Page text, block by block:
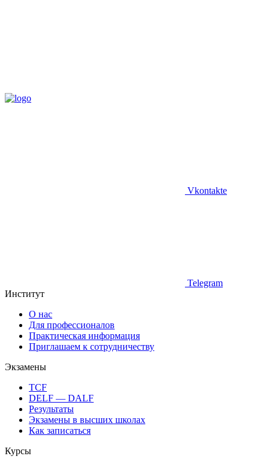
Vkontakte
Telegram
Институт
О нас
Для профессионалов
Практическая информация
Приглашаем к сотрудничеству
Экзамены
TCF
DELF — DALF
Результаты
Экзамены в высших школах
Как записаться
Курсы